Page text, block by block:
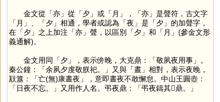
金文從「亦」從「夕 」或「月 」，「亦」是聲符，古文字
「月 」、「夕 」相通，學者或認為「夜 」是「夕 」的加聲字，
在「夕 」之上加注「亦」聲，以區別「夕 」和「月 」(參金文形
義通解)。
金文用同「夕 」，表示傍晚，大克鼎：「敬夙夜用事」。
秦公鐘：「余夙夕虔敬朕祀。」又與「晝」相對，表示夜晚，
㝬簋：「亡(無)康晝夜」，意即晝夜不敢懈怠。中山王圓壺：
「日夜不忘。」又用作人名。弔夜鼎：「弔夜鑄其𩞔鼎。」